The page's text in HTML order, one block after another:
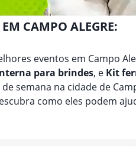
CAMPO ALEGRE:
eventos em Campo
para brindes, e Kit
semana na cidade de
como eles podem